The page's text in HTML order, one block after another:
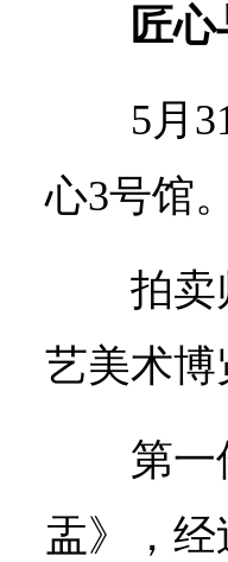
匠
5月
心3号馆。
拍卖
艺美术
第一
盂》，